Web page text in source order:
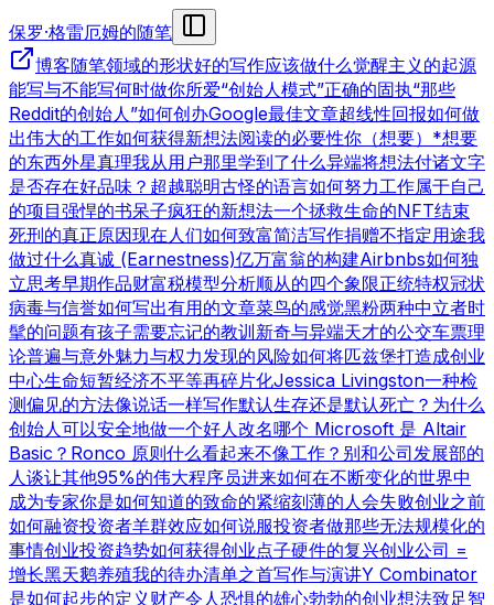
保罗·格雷厄姆的随笔
博客随笔领域的形状好的写作应该做什么觉醒主义的起源
能写与不能写何时做你所爱“创始人模式”正确的固执“那些
Reddit的创始人”如何创办Google最佳文章超线性回报如何做
出伟大的工作如何获得新想法阅读的必要性你（想要）*想要
的东西外星真理我从用户那里学到了什么异端将想法付诸文字
是否存在好品味？ 超越聪明古怪的语言如何努力工作属于自己
的项目强悍的书呆子疯狂的新想法一个拯救生命的NFT结束
死刑的真正原因现在人们如何致富简洁写作捐赠不指定用途我
做过什么真诚 (Earnestness)亿万富翁的构建Airbnbs如何独
立思考早期作品财富税模型分析顺从的四个象限正统特权冠状
病毒与信誉如何写出有用的文章菜鸟的感觉黑粉两种中立者时
髦的问题有孩子需要忘记的教训 新奇与异端天才的公交车票理
论普遍与意外魅力与权力发现的风险如何将匹兹堡打造成创业
中心生命短暂经济不平等再碎片化Jessica Livingston一种检
测偏见的方法像说话一样写作默认生存还是默认死亡？ 为什么
创始人可以安全地做一个好人改名哪个 Microsoft 是 Altair
Basic？ Ronco 原则什么看起来不像工作？ 别和公司发展部的
人谈让其他95%的伟大程序员进来如何在不断变化的世界中
成为专家你是如何知道的致命的紧缩刻薄的人会失败创业之前
如何融资投资者羊群效应如何说服投资者做那些无法规模化的
事情创业投资趋势如何获得创业点子硬件的复兴创业公司 =
增长黑天鹅养殖我的待办清单之首写作与演讲Y Combinator
是如何起步的定义财产令人恐惧的雄心勃勃的创业想法致足智